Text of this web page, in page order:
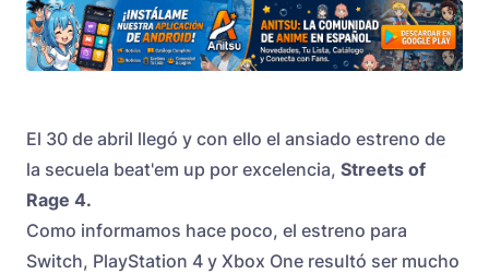
El 30 de abril llegó y con ello el ansiado estreno de
la secuela beat'em up por excelencia, Streets of
Rage 4.
Como informamos hace poco, el estreno para
Switch, PlayStation 4 y Xbox One resultó ser mucho